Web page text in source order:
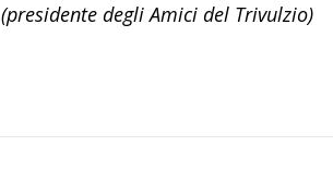
(presidente degli Amici del Trivulzio)